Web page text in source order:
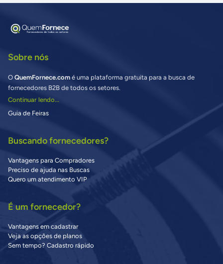
Sobre nós
O QuemFornece.com é uma plataforma gratuita para a busca de
fornecedores B2B de todos os setores.
Continuar lendo...
Guia de Feiras
Buscando fornecedores?
Vantagens para Compradores
Preciso de ajuda nas Buscas
Quero um atendimento VIP
É um fornecedor?
Vantagens em cadastrar
Veja as opções de planos
Sem tempo? Cadastro rápido